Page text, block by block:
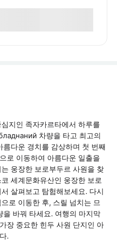
지인 족자카르타에서 하루를
차량을 타고 최고의
다운 경치를 감상하며 첫 번째
로 이동하여 아름다운 일출을
웅장한 보로부두르 사원을 찾
세계문화유산인 웅장한 보로
살펴보고 탐험해보세요. 다시
로 이동한 후, 스릴 넘치는 므
을 바꿔 타세요. 여행의 마지막
장 중요한 힌두 사원 단지인 아
.